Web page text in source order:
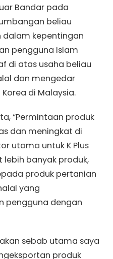
Bandar pada
beliau
dalam kepentingan
pengguna Islam
di atas usaha beliau
dan mengedar
di Malaysia.
“Permintaan produk
dan meningkat di
utama untuk K Plus
banyak produk,
produk pertanian
yang
pengguna dengan
sebab utama saya
produk